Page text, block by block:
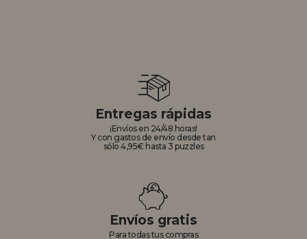
Entregas rápidas
¡Envíos en 24/48 horas!
Y con gastos de envío desde tan
sólo 4,95€ hasta 3 puzzles
Envíos gratis
Para todas tus compras